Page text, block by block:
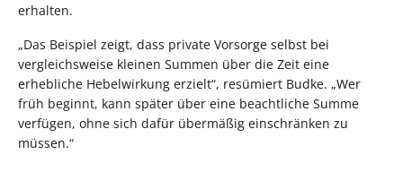
erhalten.
„Das Beispiel zeigt, dass private Vorsorge selbst bei
vergleichsweise kleinen Summen über die Zeit eine
erhebliche Hebelwirkung erzielt“, resümiert Budke. „Wer
früh beginnt, kann später über eine beachtliche Summe
verfügen, ohne sich dafür übermäßig einschränken zu
müssen.“